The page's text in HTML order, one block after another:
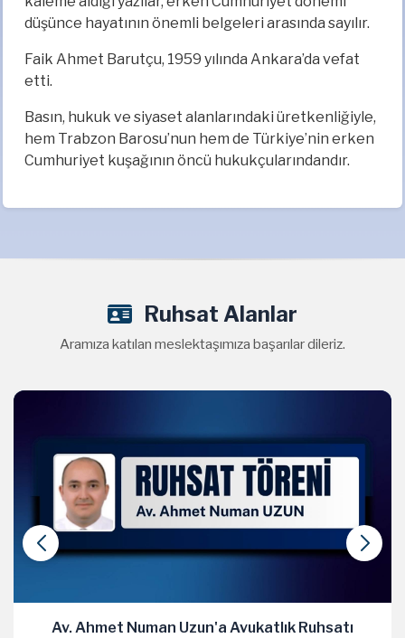
düşünce hayatının önemli belgeleri arasında sayılır.
Faik Ahmet Barutçu, 1959 yılında Ankara’da vefat
etti.
Basın, hukuk ve siyaset alanlarındaki üretkenliğiyle,
hem Trabzon Barosu’nun hem de Türkiye’nin erken
Cumhuriyet kuşağının öncü hukukçularındandır.
Ruhsat Alanlar
Aramıza katılan meslektaşımıza başarılar dileriz.
Ruhsatı Av. Esin Cirav'a Avukatlık Ruhsatı